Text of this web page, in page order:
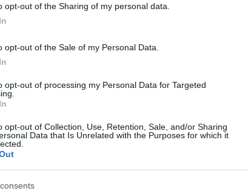
opt-out of the Sharing of my personal data.
opt-out of the Sale of my Personal Data.
opt-out of processing my Personal Data for Targeted
opt-out of Collection, Use, Retention, Sale, and/or Sharing
Data that Is Unrelated with the Purposes for which it
oldalán jelent meg egy videó, amiben Dave Grohl
új dalt. A saját elmondása szerint szuperhős
szól, és egy dobpárbaj eredménye.
influenszer nandi bushell